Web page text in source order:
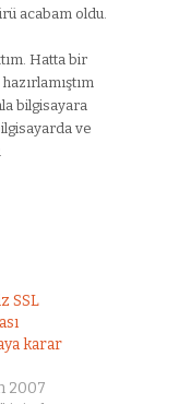
acabam oldu.
Hatta bir
bilgisayara
ve
SSL
karar
2007